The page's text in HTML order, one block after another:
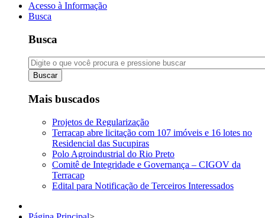
Acesso à Informação
Busca
Busca
Buscar
Mais buscados
Projetos de Regularização
Terracap abre licitação com 107 imóveis e 16 lotes no
Residencial das Sucupiras
Polo Agroindustrial do Rio Preto
Comitê de Integridade e Governança – CIGOV da
Terracap
Edital para Notificação de Terceiros Interessados